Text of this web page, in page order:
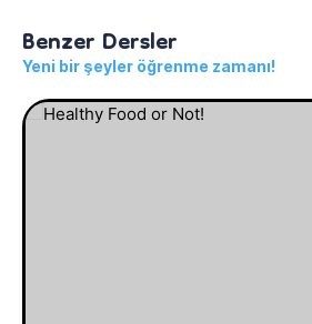
Benzer Dersler
Yeni bir şeyler öğrenme zamanı!